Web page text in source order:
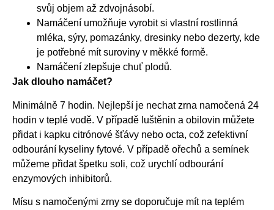
svůj objem až zdvojnásobí.
Namáčení umožňuje vyrobit si vlastní rostlinná
mléka, sýry, pomazánky, dresinky nebo dezerty, kde
je potřebné mít suroviny v měkké formě.
Namáčení zlepšuje chuť plodů.
Jak dlouho namáčet?
Minimálně 7 hodin. Nejlepší je nechat zrna namočená 24
hodin v teplé vodě. V případě luštěnin a obilovin můžete
přidat i kapku citrónové šťávy nebo octa, což zefektivní
odbourání kyseliny fytové. V případě ořechů a semínek
můžeme přidat špetku soli, což urychlí odbourání
enzymových inhibitorů.
Mísu s namočenými zrny se doporučuje mít na teplém